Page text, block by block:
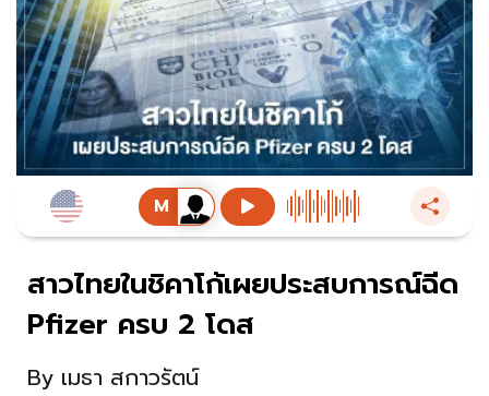
สาวไทยในชิคาโก้เผยประสบการณ์ฉีด
Pfizer ครบ 2 โดส
By เมธา สกาวรัตน์